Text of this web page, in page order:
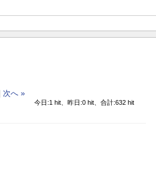
次へ »
今日:1 hit、昨日:0 hit、合計:632 hit